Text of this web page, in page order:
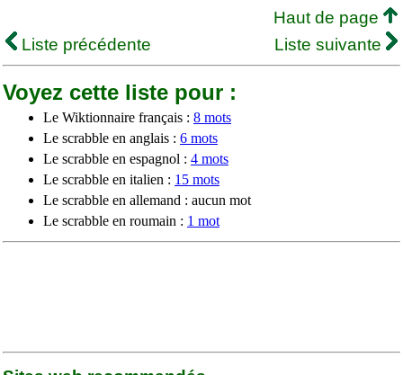
Haut de page
Liste précédente
Liste suivante
Voyez cette liste pour :
Le Wiktionnaire français : 8 mots
Le scrabble en anglais : 6 mots
Le scrabble en espagnol : 4 mots
Le scrabble en italien : 15 mots
Le scrabble en allemand : aucun mot
Le scrabble en roumain : 1 mot